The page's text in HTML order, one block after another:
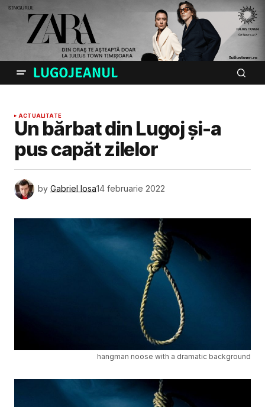
ACTUALITATE
Un bărbat din Lugoj și-a
pus capăt zilelor
by Gabriel Iosa14 februarie 2022
hangman noose with a dramatic background